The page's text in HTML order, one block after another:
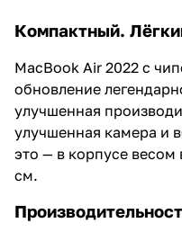
Компактный.
MacBook Air 2022 с
обновление
улучшенная
улучшенная камера и
это — в корпусе весом
см.